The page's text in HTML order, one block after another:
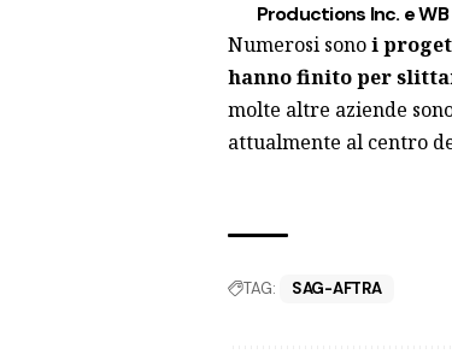
Productions Inc. e
Numerosi sonoi
hanno finito per
molte altre aziende
attualmente al centro
TAG: SAG-AFTRA